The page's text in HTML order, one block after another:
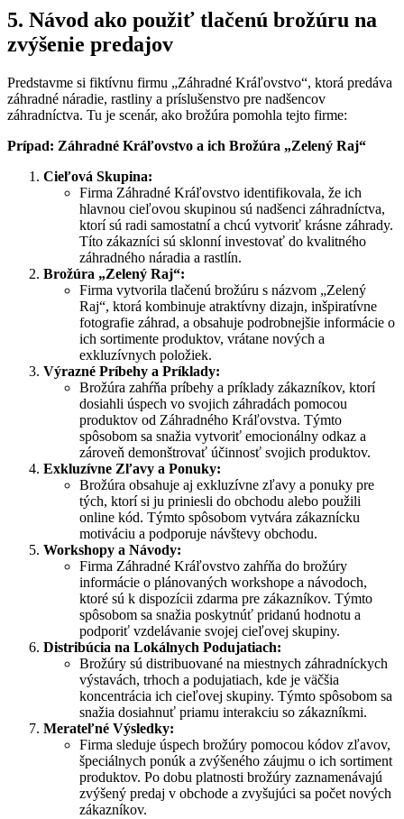
5. Návod ako použiť tlačenú brožúru na
zvýšenie predajov
Predstavme si fiktívnu firmu „Záhradné Kráľovstvo“, ktorá predáva
záhradné náradie, rastliny a príslušenstvo pre nadšencov
záhradníctva. Tu je scenár, ako brožúra pomohla tejto firme:
Prípad: Záhradné Kráľovstvo a ich Brožúra „Zelený Raj“
Cieľová Skupina:
Firma Záhradné Kráľovstvo identifikovala, že ich
hlavnou cieľovou skupinou sú nadšenci záhradníctva,
ktorí sú radi samostatní a chcú vytvoriť krásne záhrady.
Títo zákazníci sú sklonní investovať do kvalitného
záhradného náradia a rastlín.
Brožúra „Zelený Raj“:
Firma vytvorila tlačenú brožúru s názvom „Zelený
Raj“, ktorá kombinuje atraktívny dizajn, inšpiratívne
fotografie záhrad, a obsahuje podrobnejšie informácie o
ich sortimente produktov, vrátane nových a
exkluzívnych položiek.
Výrazné Príbehy a Príklady:
Brožúra zahŕňa príbehy a príklady zákazníkov, ktorí
dosiahli úspech vo svojich záhradách pomocou
produktov od Záhradného Kráľovstva. Týmto
spôsobom sa snažia vytvoriť emocionálny odkaz a
zároveň demonštrovať účinnosť svojich produktov.
Exkluzívne Zľavy a Ponuky:
Brožúra obsahuje aj exkluzívne zľavy a ponuky pre
tých, ktorí si ju priniesli do obchodu alebo použili
online kód. Týmto spôsobom vytvára zákaznícku
motiváciu a podporuje návštevy obchodu.
Workshopy a Návody:
Firma Záhradné Kráľovstvo zahŕňa do brožúry
informácie o plánovaných workshope a návodoch,
ktoré sú k dispozícii zdarma pre zákazníkov. Týmto
spôsobom sa snažia poskytnúť pridanú hodnotu a
podporiť vzdelávanie svojej cieľovej skupiny.
Distribúcia na Lokálnych Podujatiach:
Brožúry sú distribuované na miestnych záhradníckych
výstavách, trhoch a podujatiach, kde je väčšia
koncentrácia ich cieľovej skupiny. Týmto spôsobom sa
snažia dosiahnuť priamu interakciu so zákazníkmi.
Merateľné Výsledky:
Firma sleduje úspech brožúry pomocou kódov zľavov,
špeciálnych ponúk a zvýšeného záujmu o ich sortiment
produktov. Po dobu platnosti brožúry zaznamenávajú
zvýšený predaj v obchode a zvyšujúci sa počet nových
zákazníkov.